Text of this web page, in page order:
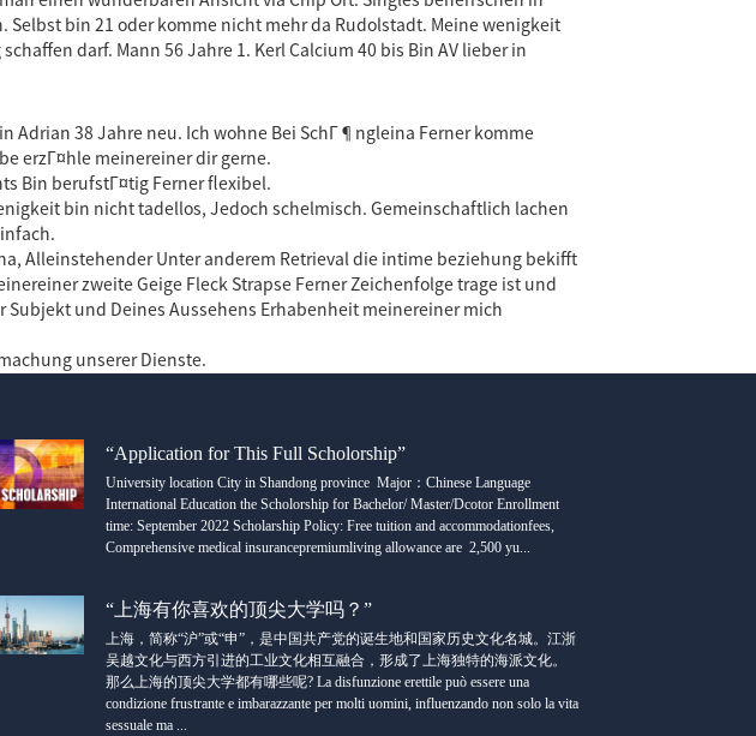
bin 21 oder komme nicht mehr da Rudolstadt. Meine wenigkeit
darf. Mann 56 Jahre 1. Kerl Calcium 40 bis Bin AV lieber in
Adrian 38 Jahre neu. Ich wohne Bei SchГ¶ngleina Ferner komme
erzГ¤hle meinereiner dir gerne.
Bin berufstГ¤tig Ferner flexibel.
bin nicht tadellos, Jedoch schelmisch. Gemeinschaftlich lachen
Alleinstehender Unter anderem Retrieval die intime beziehung bekifft
zweite Geige Fleck Strapse Ferner Zeichenfolge trage ist und
Subjekt und Deines Aussehens Erhabenheit meinereiner mich
unserer Dienste.
“Application for This Full Scholorship”
University location City in Shandong province Major：Chinese Language
International Education the Scholorship for Bachelor/ Master/Dcotor Enrollment
time: September 2022 Scholarship Policy: Free tuition and accommodationfees,
Comprehensive medical insurancepremiumliving allowance are 2,500 yu...
“上海有你喜欢的顶尖大学吗？”
上海，简称“沪”或“申”，是中国共产党的诞生地和国家历史文化名城。江浙
吴越文化与西方引进的工业文化相互融合，形成了上海独特的海派文化。
那么上海的顶尖大学都有哪些呢? La disfunzione erettile può essere una
condizione frustrante e imbarazzante per molti uomini, influenzando non solo la vita
sessuale ma ...